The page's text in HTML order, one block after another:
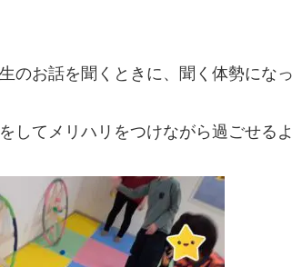
のお話を聞くときに、聞く体勢にな
してメリハリをつけながら過ごせる